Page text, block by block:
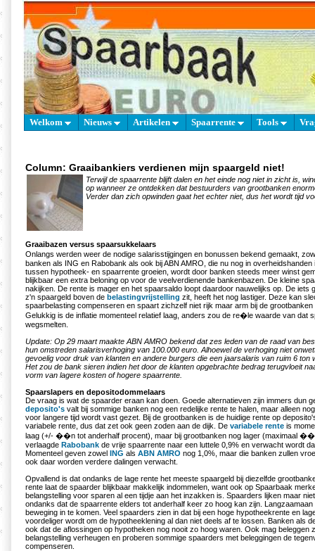
Welkom Nieuws Artikelen Spaarrente Tools
Column: Graaibankiers verdienen mijn spaargeld niet!
Terwijl de spaarrente blijft dalen en het einde nog niet in zicht is,
op wanneer ze ontdekken dat bestuurders van grootbanken
Verder dan zich opwinden gaat het echter niet, dus het wordt tijd
Graaibazen versus spaarsukkelaars
Onlangs werden weer de nodige salarisstijgingen en bonussen bekend gemaakt,
banken als ING en Rabobank als ook bij ABN AMRO, die nu nog in
tussen hypotheek- en spaarrente groeien, wordt door banken steeds meer winst
blijkbaar een extra beloning op voor de veelverdienende bankenbazen. De kleine
nakijken. De rente is mager en het spaarsaldo loopt daardoor nauwelijks op. De iets
z'n spaargeld boven de belastingvrijstelling zit, heeft het nog lastiger. Deze kan
spaarbelasting compenseren en spaart zichzelf niet rijk maar arm bij de grootbanken
Gelukkig is de inflatie momenteel relatief laag, anders zou de re�le waarde van dat
wegsmelten.
Update: Op 29 maart maakte ABN AMRO bekend dat zes leden van de raad van
hun omstreden salarisverhoging van 100.000 euro. Alhoewel de verhoging niet
gevoelig voor druk van klanten en andere burgers die een jaarsalaris van ruim 6 ton
Het zou de bank sieren indien het door de klanten opgebrachte bedrag terugvloeit
vorm van lagere kosten of hogere spaarrente.
Spaarslapers en depositodommelaars
De vraag is wat de spaarder eraan kan doen. Goede alternatieven zijn immers dun
deposito's valt bij sommige banken nog een redelijke rente te halen, maar alleen
voor langere tijd wordt vast gezet. Bij de grootbanken is de huidige rente op
variabele rente, dus dat zet ook geen zoden aan de dijk. De variabele rente is
laag (+/- ��n tot anderhalf procent), maar bij grootbanken nog lager (maximaal
verlaagde Rabobank de vrije spaarrente naar een luttele 0,9% en verwacht wordt
Momenteel geven zowel ING als ABN AMRO nog 1,0%, maar die banken zullen
ook daar worden verdere dalingen verwacht.
Opvallend is dat ondanks de lage rente het meeste spaargeld bij diezelfde
rente laat de spaarder blijkbaar makkelijk indommelen, want ook op Spaarbaak
belangstelling voor sparen al een tijdje aan het inzakken is. Spaarders lijken maar
ondanks dat de spaarrente elders tot anderhalf keer zo hoog kan zijn.
beweging in te komen. Veel spaarders zien in dat bij een hoge hypotheekrente en
voordeliger wordt om de hypotheeklening al dan niet deels af te lossen. Banken als
ook dat de aflossingen op hypotheken nog nooit zo hoog waren. Ook mag beleggen
belangstelling verheugen en proberen sommige spaarders met beleggingen de
compenseren.